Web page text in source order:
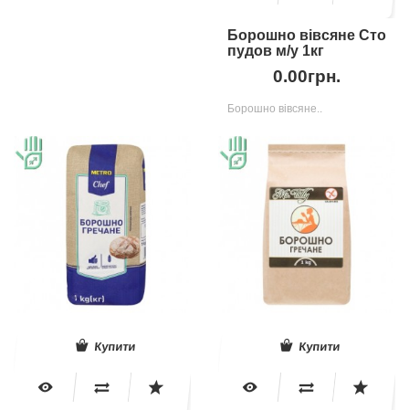
Борошно вівсяне Сто
пудов м/у 1кг
0.00грн.
Борошно вівсяне..
Купити Купити